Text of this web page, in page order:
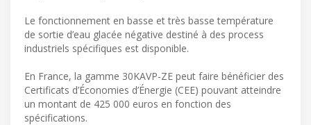
Le fonctionnement en basse et très basse température
de sortie d’eau glacée négative destiné à des process
industriels spécifiques est disponible.
En France, la gamme 30KAVP-ZE peut faire bénéficier des
Certificats d’Économies d’Énergie (CEE) pouvant atteindre
un montant de 425 000 euros en fonction des
spécifications.